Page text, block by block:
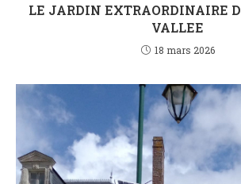
LE JARDIN EXTRAORDINAIRE
VALLEE
18 mars 2026